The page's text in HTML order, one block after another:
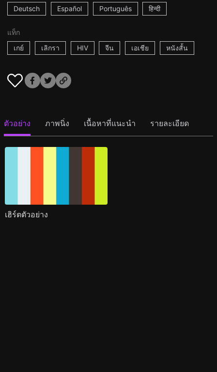
Deutsch Español Português हिन्दी
แท็ก
เกย์
เลิกรา HIV จีน เอเชีย หนังสั้น
ตัวอย่าง ภาพนิ่ง เนื้อหาที่แนะนำ รายละเอียด
เฮิร์ตตัวอย่าง